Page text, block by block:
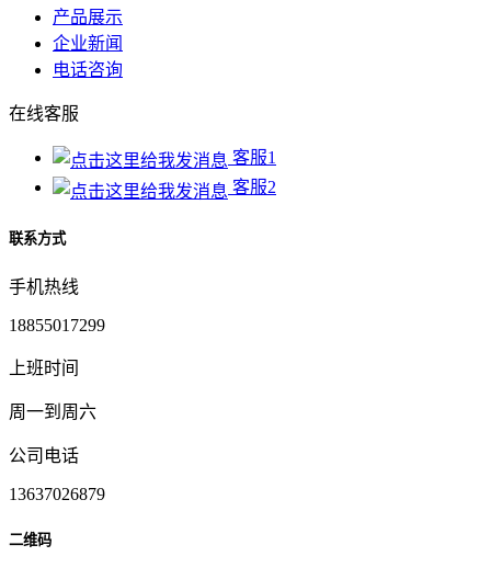
产品展示
企业新闻
电话咨询
在线客服
客服1
客服2
联系方式
手机热线
18855017299
上班时间
周一到周六
公司电话
13637026879
二维码